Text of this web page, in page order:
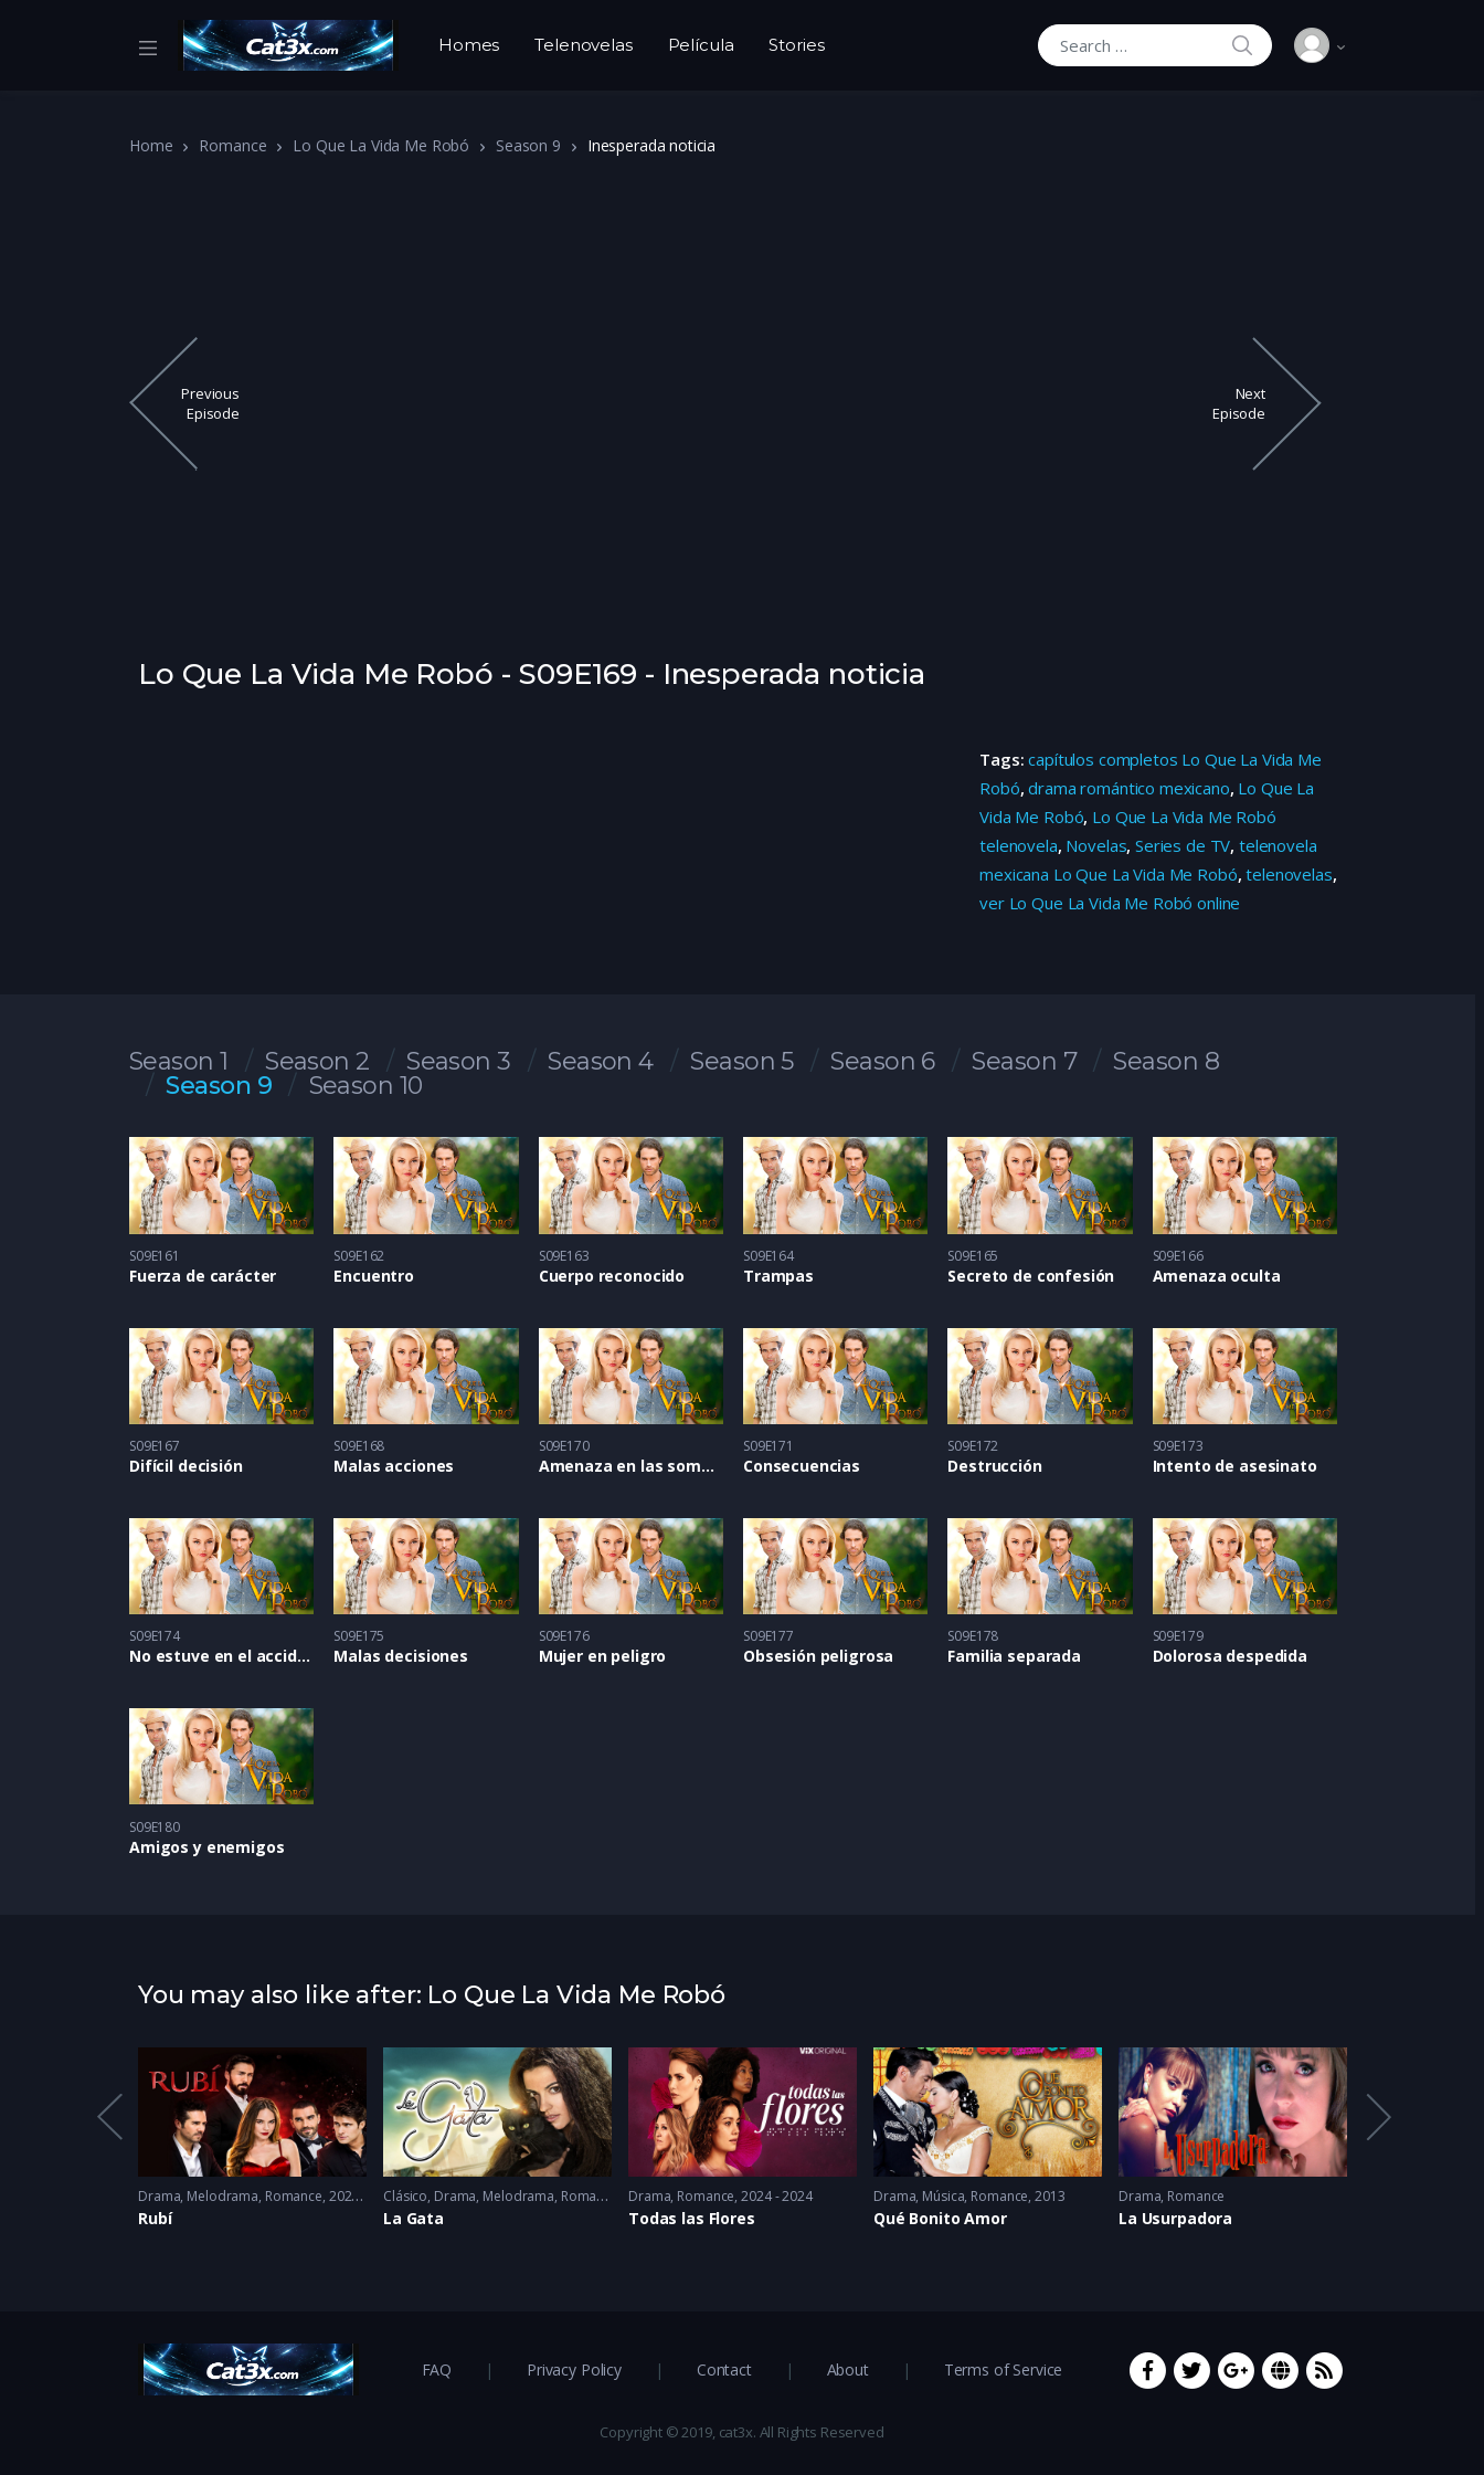
Homes Telenovelas Película Stories
Search for:
SEARCH
Home Romance Lo Que La Vida Me Robó Season 9 Inesperada noticia
Previous
Episode
Next
Episode
Lo Que La Vida Me Robó - S09E169 - Inesperada noticia
Tags:capítulos completos Lo Que La Vida Me
Robó,drama romántico mexicano, Lo Que La
Vida Me Robó, Lo Que La Vida Me Robó
telenovela, Novelas,Series de TV, telenovela
mexicana Lo Que La Vida Me Robó,telenovelas,
ver Lo Que La Vida Me Robó online
Season 1 Season 2 Season 3 Season 4 Season 5 Season 6 Season 7
Season 8
Season 9
Season 10
S09E161
Fuerza de carácter
S09E162
Encuentro
S09E163
Cuerpo reconocido
S09E164
Trampas
S09E165
Secreto de confesión
S09E166
Amenaza oculta
S09E167
Difícil decisión
S09E168
Malas acciones
S09E170
Amenaza en las sombras
S09E171
Consecuencias
S09E172
Destrucción
S09E173
Intento de asesinato
S09E174
No estuve en el accidente
S09E175
Malas decisiones
S09E176
Mujer en peligro
S09E177
Obsesión peligrosa
S09E178
Familia separada
S09E179
Dolorosa despedida
S09E180
Amigos y enemigos
You may also like after: Lo Que La Vida Me Robó
1986Drama, Melodrama, Romance 2022 - 2022
Rubí
Clásico, Drama, Melodrama, Romance 2014
La Gata
Drama, Romance 2024 - 2024
Todas las Flores
Drama, Música, Romance 2013
Qué Bonito Amor
Drama, Romance
La Usurpadora
FAQ Privacy Policy Contact About Terms of Service
Copyright © 2019, cat3x. All Rights Reserved